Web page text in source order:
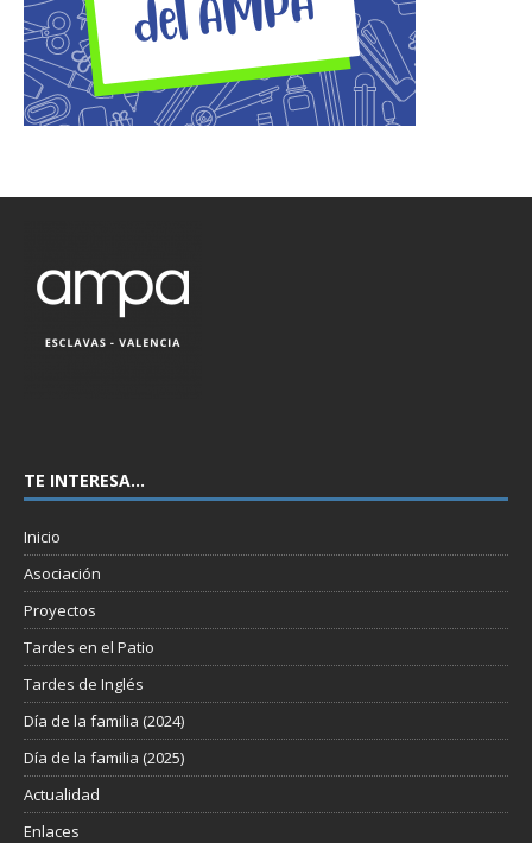
TE INTERESA…
Inicio
Asociación
Proyectos
Tardes en el Patio
Tardes de Inglés
Día de la familia (2024)
Día de la familia (2025)
Actualidad
Enlaces